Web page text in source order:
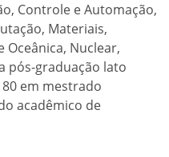
Controle e Automação,
Materiais,
Oceânica, Nuclear,
pós-graduação lato
em mestrado
acadêmico de